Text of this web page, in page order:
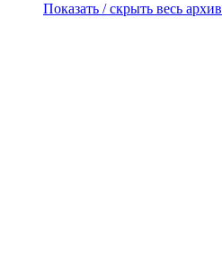
Показать / скрыть весь архив